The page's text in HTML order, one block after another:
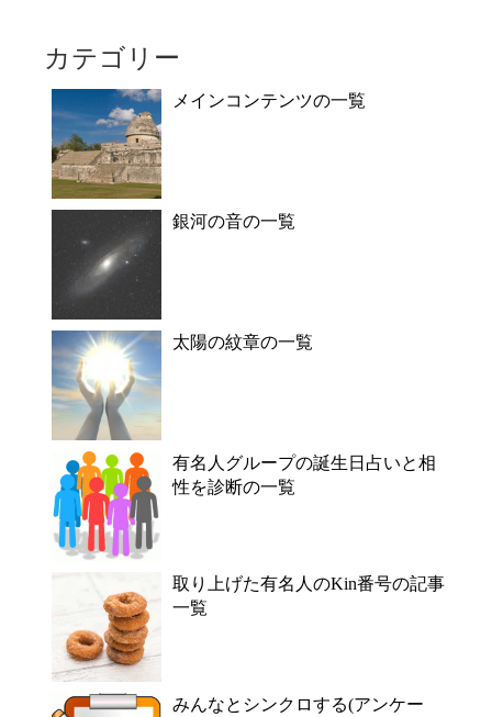
カテゴリー
メインコンテンツの一覧
銀河の音の一覧
太陽の紋章の一覧
有名人グループの誕生日占いと相
性を診断の一覧
取り上げた有名人のKin番号の記事
一覧
みんなとシンクロする(アンケー